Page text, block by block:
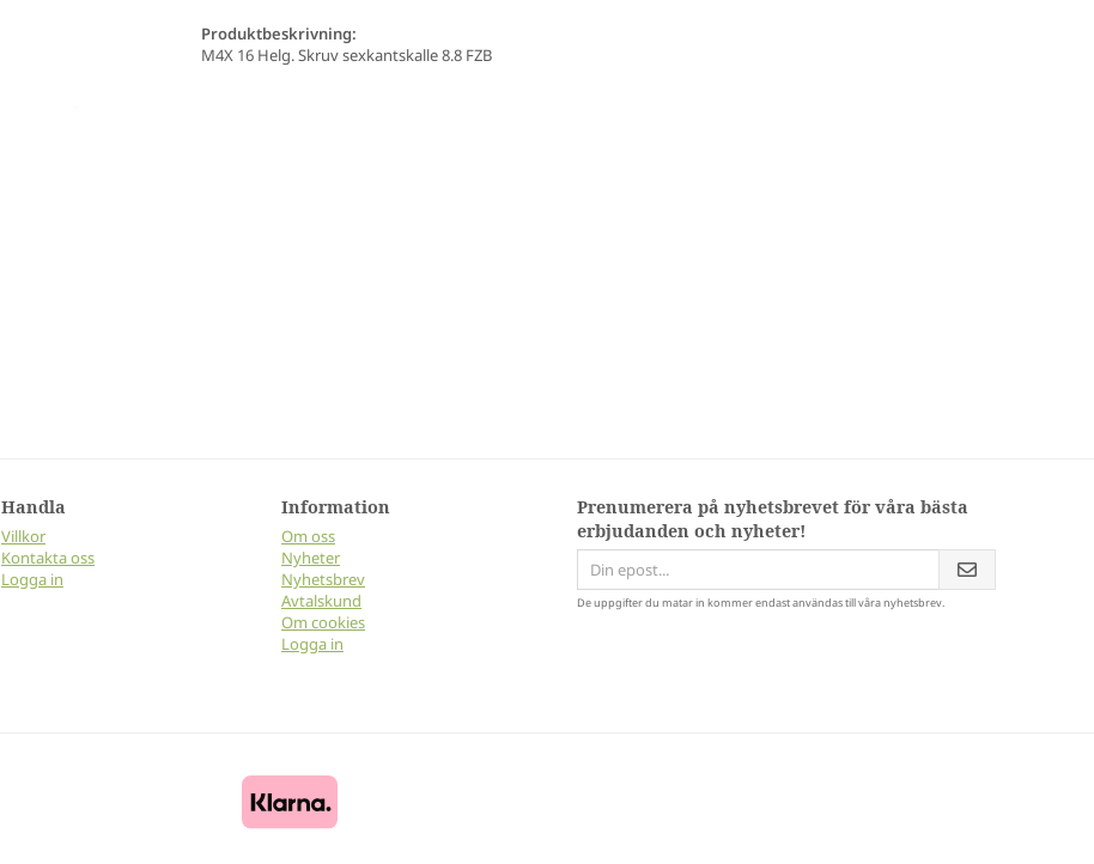
Produktbeskrivning:
M4X 16 Helg. Skruv sexkantskalle 8.8 FZB
Handla
Villkor
Kontakta oss
Logga in
Information
Om oss
Nyheter
Nyhetsbrev
Avtalskund
Om cookies
Logga in
Prenumerera på nyhetsbrevet för våra bästa
erbjudanden och nyheter!
De uppgifter du matar in kommer endast användas till våra nyhetsbrev.